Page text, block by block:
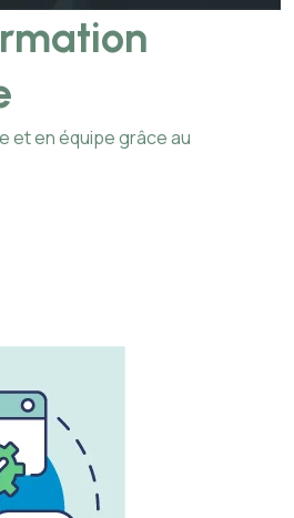
et en équipe grâce au